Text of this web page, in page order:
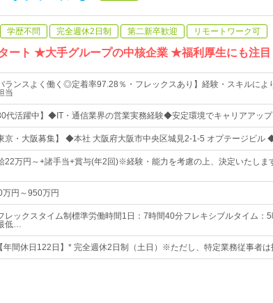
学歴不問 完全週休2日制 第二新卒歓迎 リモートワーク可
ート ★大手グループの中核企業 ★福利厚生にも注目
ランスよく働く◎定着率97.28％・フレックスあり】経験・スキルによ
当
代活躍中】◆IT・通信業界の営業実務経験◆安定環境でキャリアアッ
東京・大阪募集】 ◆本社 大阪府大阪市中央区城見2-1-5 オプテージビ
22万円～+諸手当+賞与(年2回)※経験・能力を考慮の上、決定いたし
万円～950万円
ックスタイム制標準労働時間1日：7時間40分フレキシブルタイム：
低…
年間休日122日】* 完全週休2日制（土日）※ただし、特定業務従事者